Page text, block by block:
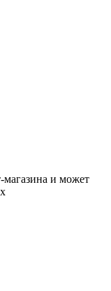
магазина и может